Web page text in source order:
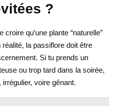
?
croire qu’une plante “naturelle”
la passiflore doit être
Si tu prends un
ou trop tard dans la soirée,
voire gênant.